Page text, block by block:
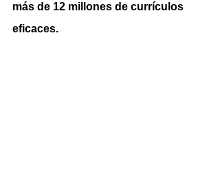
más de 12 millones de currículos
eficaces.